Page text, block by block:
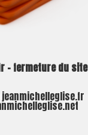
– fermeture du site